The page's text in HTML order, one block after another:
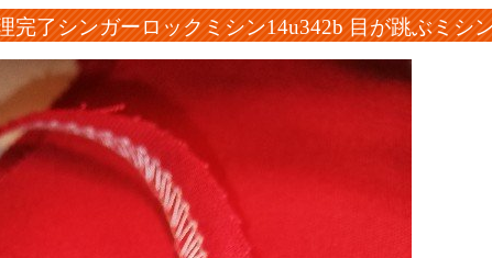
完了シンガーロックミシン14u342b 目が跳ぶミシ